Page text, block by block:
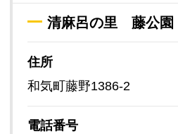
清麻呂の里 藤公園
住所
和気町藤野1386-2
電話番号